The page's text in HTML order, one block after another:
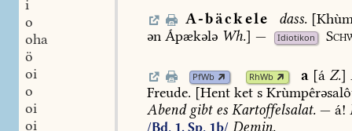
i
o
oha
ö
oi
o
oi
oi
A-bäckele dass.
ən Ápækələ Wh.] — Idiotikon
PfWb RhWb a [á Z.]
Freude. [Hent ket s
Abendgibtes Kartoffelsalat. — á!
/Bd. 1, Sp. 1b/ Demin.